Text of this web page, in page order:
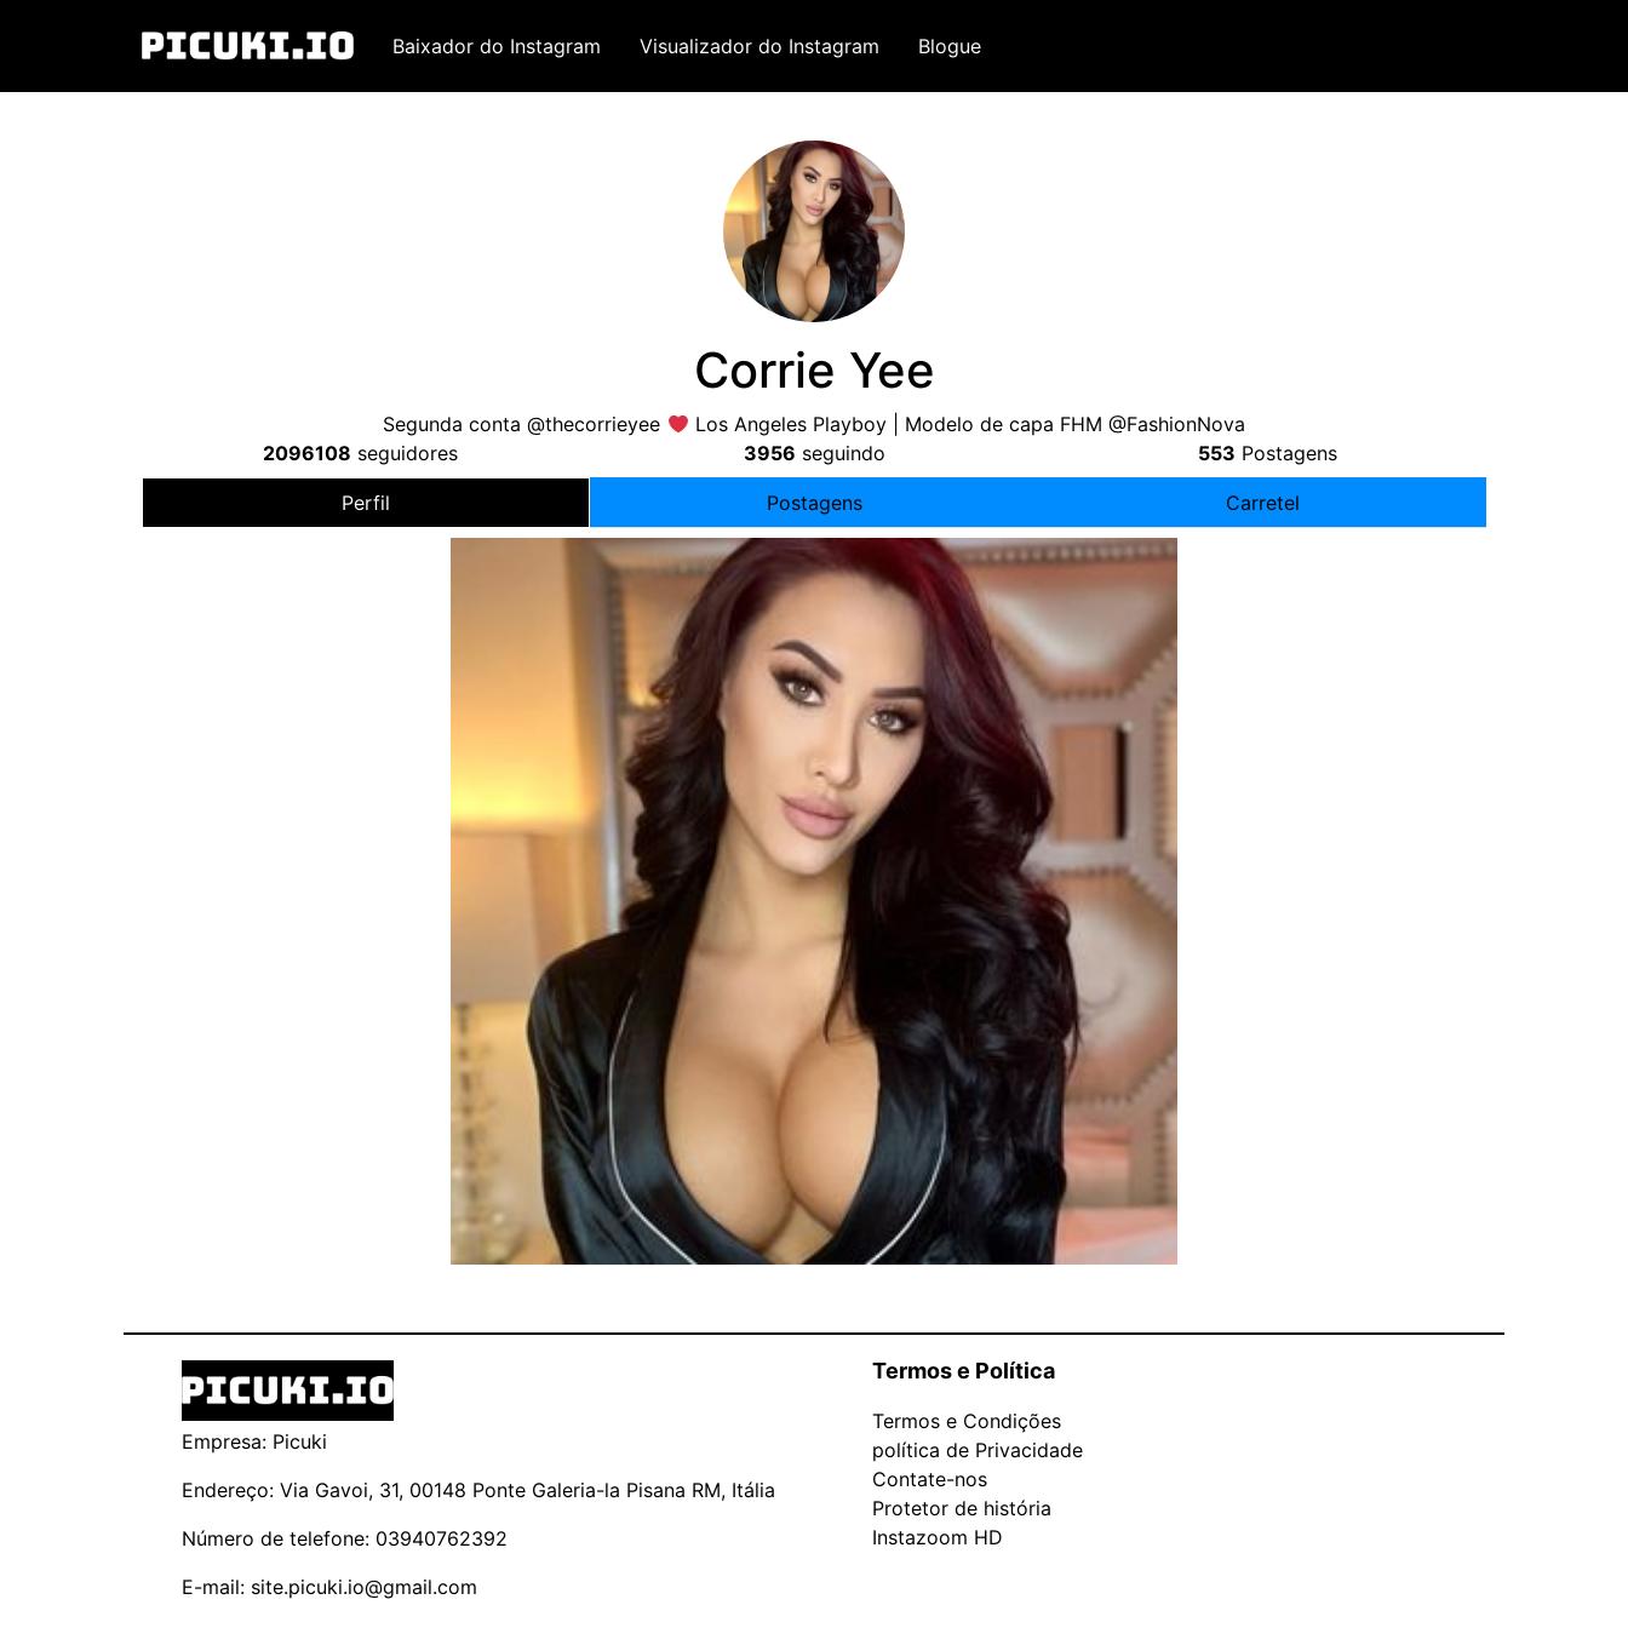
Baixador do Instagram Visualizador do Instagram Blogue
Corrie Yee
Segunda conta @thecorrieyee
Los Angeles Playboy | Modelo de capa FHM @FashionNova
2096108 seguidores 3956 seguindo 553 Postagens
Perfil Postagens Carretel
Empresa: Picuki
Endereço: Via Gavoi, 31, 00148 Ponte Galeria-la Pisana RM, Itália
Número de telefone: 03940762392
E-mail: site.picuki.io@gmail.com
Termos e Política
Termos e Condições
política de Privacidade
Contate-nos
Protetor de história
Instazoom HD